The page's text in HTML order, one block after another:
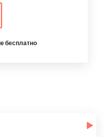
бесплатно